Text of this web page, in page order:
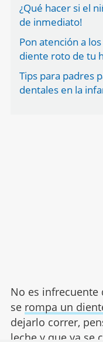
¿Qué hacer si el
de inmediato!
Pon atención a
diente roto de tu
Tips para padres
dentales en la
No es infrecuente
se rompa un
dejarlo correr,
leche y que ya se